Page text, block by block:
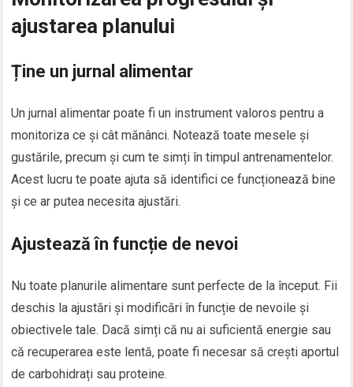
ajustarea planului
Ține un jurnal alimentar
Un jurnal alimentar poate fi un instrument valoros pentru a
monitoriza ce și cât mănânci. Notează toate mesele și
gustările, precum și cum te simți în timpul antrenamentelor.
Acest lucru te poate ajuta să identifici ce funcționează bine
și ce ar putea necesita ajustări.
Ajustează în funcție de nevoi
Nu toate planurile alimentare sunt perfecte de la început. Fii
deschis la ajustări și modificări în funcție de nevoile și
obiectivele tale. Dacă simți că nu ai suficientă energie sau
că recuperarea este lentă, poate fi necesar să crești aportul
de carbohidrați sau proteine.